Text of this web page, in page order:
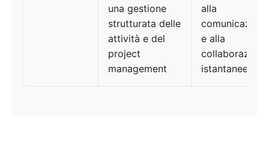
una gestione
strutturata delle
attività e del
project
management
alla
comunicazione
e alla
collaborazione
istantanee